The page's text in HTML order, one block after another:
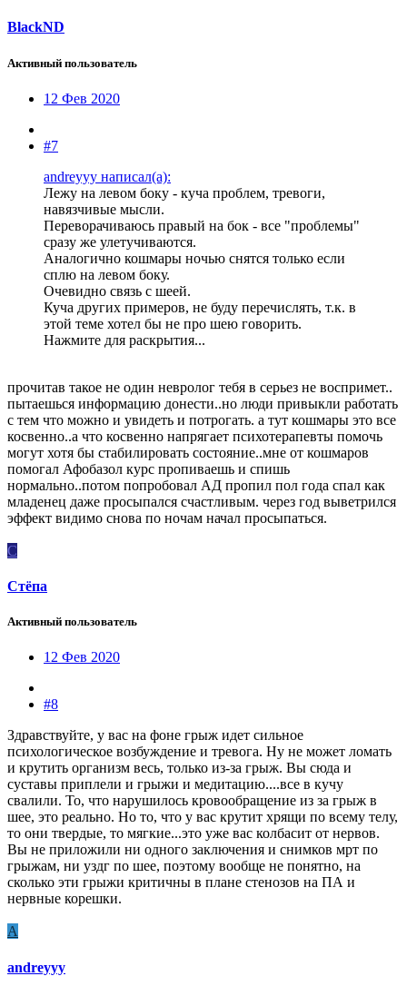
BlackND
Активный пользователь
12 Фев 2020
#7
andreyyy написал(а):
Лежу на левом боку - куча проблем, тревоги,
навязчивые мысли.
Переворачиваюсь правый на бок - все "проблемы"
сразу же улетучиваются.
Аналогично кошмары ночью снятся только если
сплю на левом боку.
Очевидно связь с шеей.
Куча других примеров, не буду перечислять, т.к. в
этой теме хотел бы не про шею говорить.
Нажмите для раскрытия...
прочитав такое не один невролог тебя в серьез не воспримет..
пытаешься информацию донести..но люди привыкли работать
с тем что можно и увидеть и потрогать. а тут кошмары это все
косвенно..а что косвенно напрягает психотерапевты помочь
могут хотя бы стабилировать состояние..мне от кошмаров
помогал Афобазол курс пропиваешь и спишь
нормально..потом попробовал АД пропил пол года спал как
младенец даже просыпался счастливым. через год выветрился
эффект видимо снова по ночам начал просыпаться.
С
Стёпа
Активный пользователь
12 Фев 2020
#8
Здравствуйте, у вас на фоне грыж идет сильное
психологическое возбуждение и тревога. Ну не может ломать
и крутить организм весь, только из-за грыж. Вы сюда и
суставы приплели и грыжи и медитацию....все в кучу
свалили. То, что нарушилось кровообращение из за грыж в
шее, это реально. Но то, что у вас крутит хрящи по всему телу,
то они твердые, то мягкие...это уже вас колбасит от нервов.
Вы не приложили ни одного заключения и снимков мрт по
грыжам, ни уздг по шее, поэтому вообще не понятно, на
сколько эти грыжи критичны в плане стенозов на ПА и
нервные корешки.
A
andreyyy